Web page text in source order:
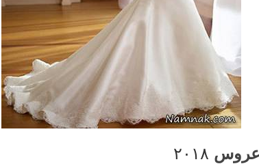
عروس